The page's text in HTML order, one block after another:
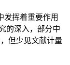
发挥着重要作用
的深入，部分中
但少见文献计量